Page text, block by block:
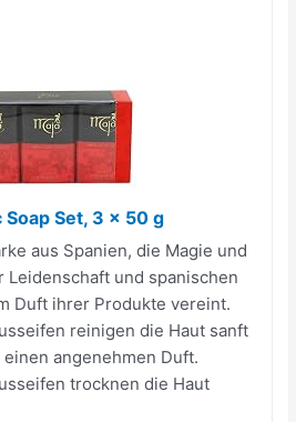
Soap Set, 3 x 50 g
aus Spanien, die Magie und
Leidenschaft und spanischen
Duft ihrer Produkte vereint.
reinigen die Haut sanft
angenehmen Duft.
trocknen die Haut